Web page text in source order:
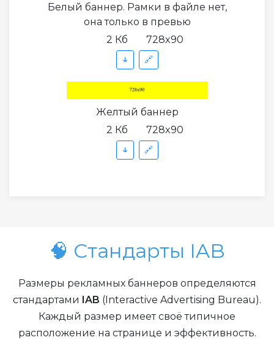
Белый баннер. Рамки в файле нет,
она только в превью
2 Кб
728x90
↓ 🔗
Желтый баннер
2 Кб
728x90
↓ 🔗
🧠 Стандарты IAB
Размеры рекламных баннеров определяются
стандартами IAB (Interactive Advertising Bureau).
Каждый размер имеет своё типичное
расположение на странице и эффективность.